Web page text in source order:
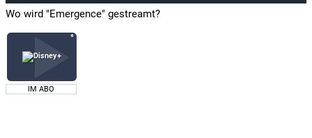
Wo wird "Emergence" gestreamt?
IM ABO